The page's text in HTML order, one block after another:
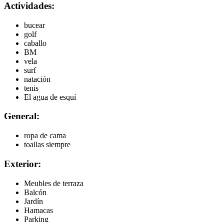
Actividades:
bucear
golf
caballo
BM
vela
surf
natación
tenis
El agua de esquí
General:
ropa de cama
toallas siempre
Exterior:
Meubles de terraza
Balcón
Jardín
Hamacas
Parking